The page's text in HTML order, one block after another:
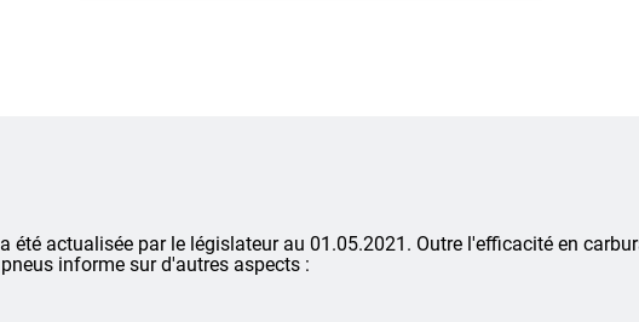
été actualisée par le législateur au 01.05.2021. Outre l'efficacité en
informe sur d'autres aspects :